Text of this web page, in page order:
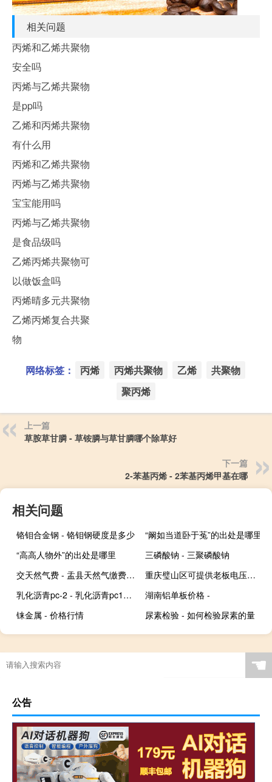
相关问题
丙烯和乙烯共聚物
安全吗
丙烯与乙烯共聚物
是pp吗
乙烯和丙烯共聚物
有什么用
丙烯和乙烯共聚物
丙烯与乙烯共聚物
宝宝能用吗
丙烯与乙烯共聚物
是食品级吗
乙烯丙烯共聚物可
以做饭盒吗
丙烯晴多元共聚物
乙烯丙烯复合共聚
物
网络标签： 丙烯 丙烯共聚物 乙烯
共聚物
聚丙烯
上一篇
草胺草甘膦 - 草铵膦与草甘膦哪个除草好
下一篇
2-苯基丙烯 - 2苯基丙烯甲基在哪
相关问题
铬钼合金钢 - 铬钼钢硬度是多少
“阚如当道卧于菟”的出处是哪里
“高高人物外”的出处是哪里
三磷酸钠 - 三聚磷酸钠
交天然气费 - 盂县天然气缴费营业厅
重庆璧山区可提供老板电压力锅维修服务地址在哪
乳化沥青pc-2 - 乳化沥青pc1和pc2的区别
湖南铝单板价格 -
铼金属 - 价格行情
尿素检验 - 如何检验尿素的量
☚
公告